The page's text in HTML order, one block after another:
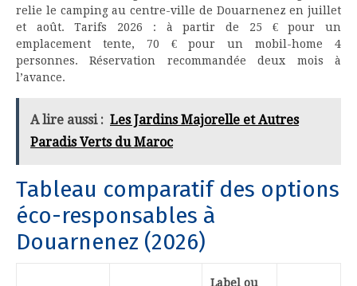
relie le camping au centre-ville de Douarnenez en juillet
et août. Tarifs 2026 : à partir de 25 € pour un
emplacement tente, 70 € pour un mobil-home 4
personnes. Réservation recommandée deux mois à
l’avance.
A lire aussi : Les Jardins Majorelle et Autres
Paradis Verts du Maroc
Tableau comparatif des options
éco-responsables à
Douarnenez (2026)
Label ou